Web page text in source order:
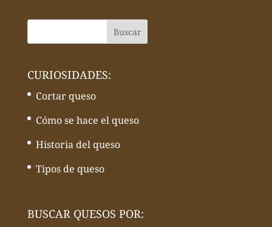
CURIOSIDADES:
Cortar queso
Cómo se hace el queso
Historia del queso
Tipos de queso
BUSCAR QUESOS POR: